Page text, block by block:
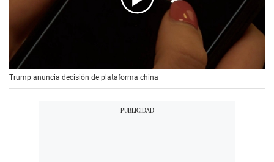
Trump anuncia decisión de plataforma china